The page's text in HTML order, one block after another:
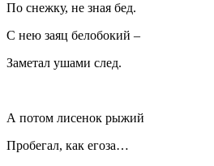
По снежку, не зная бед.
С нею заяц белобокий –
Заметал ушами след.
А потом лисенок рыжий
Пробегал, как егоза…